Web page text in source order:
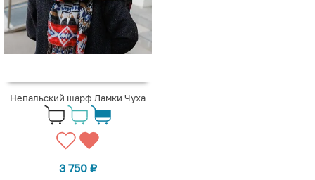
Непальский шарф Ламки Чуха
3 750 ₽